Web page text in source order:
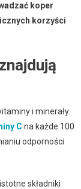
koper
korzyści
i minerały.
C na każde 100
odporności
składniki